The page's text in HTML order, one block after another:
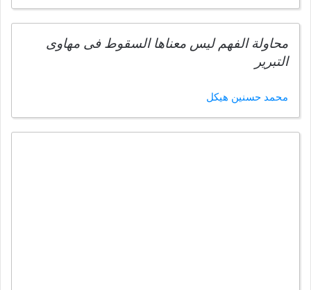
محاولة الفهم ليس معناها السقوط فى مهاوى
التبرير
محمد حسنين هيكل